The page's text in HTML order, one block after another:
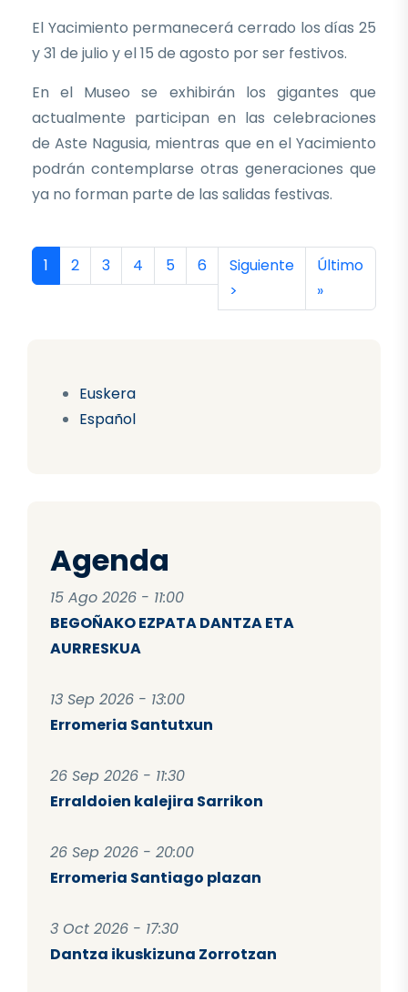
Euskera
Español
Agenda
15 Ago 2026 - 11:00
BEGOÑAKO EZPATA DANTZA ETA
AURRESKUA
13 Sep 2026 - 13:00
Erromeria Santutxun
26 Sep 2026 - 11:30
Erraldoien kalejira Sarrikon
26 Sep 2026 - 20:00
Erromeria Santiago plazan
3 Oct 2026 - 17:30
Dantza ikuskizuna Zorrotzan
El Yacimiento permanecerá cerrado los días 25
y 31 de julio y el 15 de agosto por ser festivos.
En el Museo se exhibirán los gigantes que
actualmente participan en las celebraciones
de Aste Nagusia, mientras que en el Yacimiento
podrán contemplarse otras generaciones que
ya no forman parte de las salidas festivas.
Paginación
Página actual
1 Página
2 Página
3 Página
4 Página
5 Página
6 Siguiente página
Siguiente
>
Última
Último
»